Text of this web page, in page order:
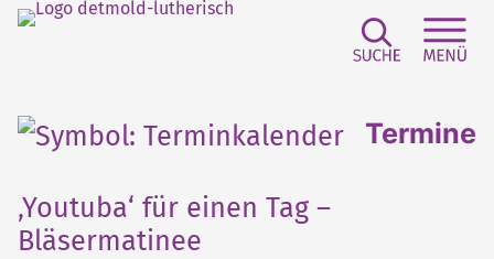
Termine
‚Youtuba‘ für einen Tag –
Bläsermatinee